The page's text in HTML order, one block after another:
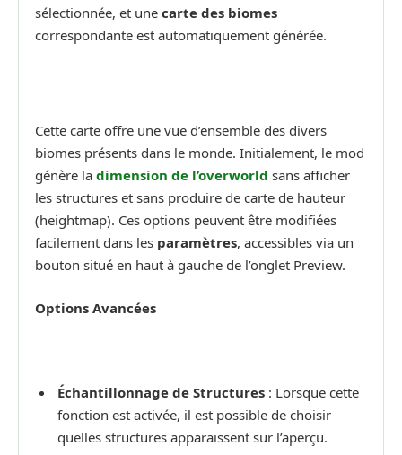
sélectionnée, et une carte des biomes
correspondante est automatiquement générée.
Cette carte offre une vue d’ensemble des divers
biomes présents dans le monde. Initialement, le mod
génère la dimension de l’overworld sans afficher
les structures et sans produire de carte de hauteur
(heightmap). Ces options peuvent être modifiées
facilement dans les paramètres, accessibles via un
bouton situé en haut à gauche de l’onglet Preview.
Options Avancées
Échantillonnage de Structures : Lorsque cette
fonction est activée, il est possible de choisir
quelles structures apparaissent sur l’aperçu.